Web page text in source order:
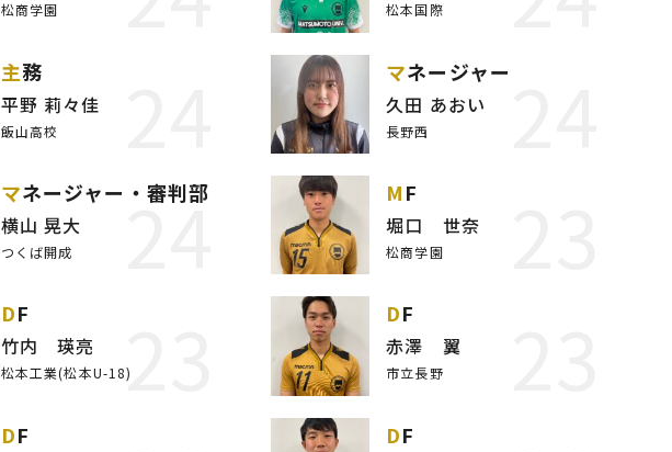
松商学園 松本国際
主務
平野 莉々佳
飯山高校
マネージャー
久田 あおい
長野西
24
マネージャー・審判部
横山 晃大
つくば開成
MF
堀口 世奈
松商学園
23
DF
竹内 瑛亮
松本工業(松本U-18)
DF
赤澤 翼
市立長野
DF DF